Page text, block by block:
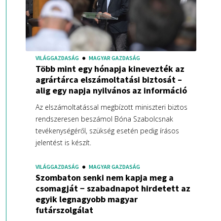
VILÁGGAZDASÁG MAGYAR GAZDASÁG
Több mint egy hónapja kinevezték az
agrártárca elszámoltatási biztosát –
alig egy napja nyilvános az információ
Az elszámoltatással megbízott miniszteri biztos
rendszeresen beszámol Bóna Szabolcsnak
tevékenységéről, szükség esetén pedig írásos
jelentést is készít.
VILÁGGAZDASÁG MAGYAR GAZDASÁG
Szombaton senki nem kapja meg a
csomagját − szabadnapot hirdetett az
egyik legnagyobb magyar
futárszolgálat